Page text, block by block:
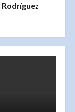
Rodríguez